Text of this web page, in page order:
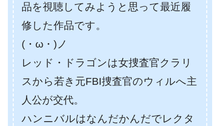
品を視聴してみようと思って最近履
修した作品です。
(・ω・)ノ
レッド・ドラゴンは女捜査官クラリ
スから若き元FBI捜査官のウィルへ主
人公が交代。
ハンニバルはなんだかんだでレクタ